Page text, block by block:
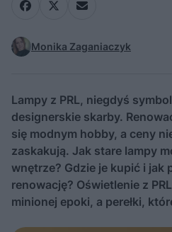
Monika Zaganiaczyk
Lampy z PRL, niegdyś
designerskie skarby.
się modnym hobby, a ceny
zaskakują. Jak stare lampy
wnętrze? Gdzie je kupić i jak
renowację? Oświetlenie z
minionej epoki, a perełki,